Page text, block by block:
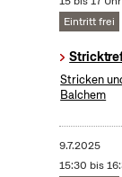
Eintritt frei
Stricken
Balchem
9.7.2025
15:30 bis